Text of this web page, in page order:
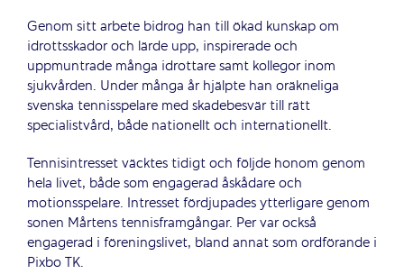
Genom sitt arbete bidrog han till ökad kunskap om
idrottsskador och lärde upp, inspirerade och
uppmuntrade många idrottare samt kollegor inom
sjukvården. Under många år hjälpte han oräkneliga
svenska tennisspelare med skadebesvär till rätt
specialistvård, både nationellt och internationellt.
Tennisintresset väcktes tidigt och följde honom genom
hela livet, både som engagerad åskådare och
motionsspelare. Intresset fördjupades ytterligare genom
sonen Mårtens tennisframgångar. Per var också
engagerad i föreningslivet, bland annat som ordförande i
Pixbo TK.